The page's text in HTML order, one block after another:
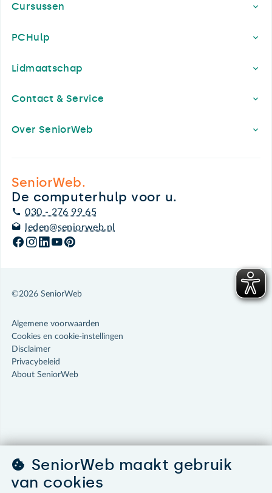
Cursussen
PCHulp
Lidmaatschap
Contact & Service
Over SeniorWeb
SeniorWeb.
De computerhulp voor u.
030 - 276 99 65
leden@seniorweb.nl
©2026 SeniorWeb
Algemene voorwaarden
Cookies en cookie-instellingen
Disclaimer
Privacybeleid
About SeniorWeb
SeniorWeb maakt gebruik
van cookies